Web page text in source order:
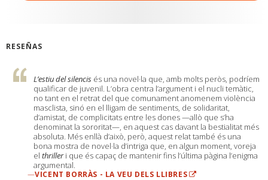
RESEÑAS
L’estiu del silencis és una novel·la que, amb molts peròs, podríem
qualificar de juvenil. L’obra centra l’argument i el nucli temàtic,
no tant en el retrat del que comunament anomenem violència
masclista, sinó en el lligam de sentiments, de solidaritat,
d’amistat, de complicitats entre les dones —allò que s’ha
denominat la sororitat—, en aquest cas davant la bestialitat més
absoluta. Més enllà d’això, però, aquest relat també és una
bona mostra de novel·la d’intriga que, en algun moment, voreja
elthrilleri que és capaç de mantenir fins l’última pàgina l’enigma
argumental.
—VICENT BORRÀS - LA VEU DELS LLIBRES